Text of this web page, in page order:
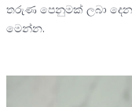
තරුණ පෙනුමක් ලබා
මෙන්න.